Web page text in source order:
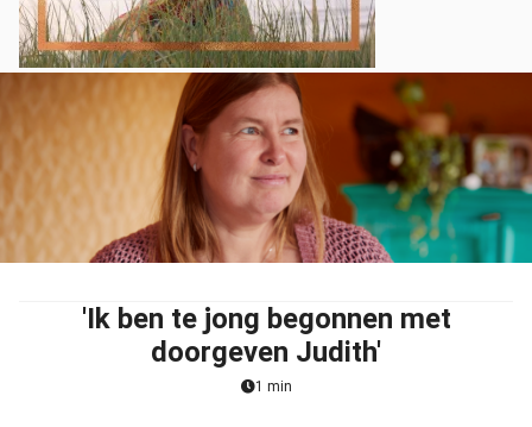
'Ik ben te jong begonnen met
doorgeven Judith'
1 min